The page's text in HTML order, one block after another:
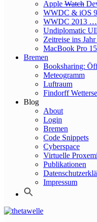
Apple Watch
WWDC & iOS
WWDC 2013 …
Undiplomatic
Zeitreise ins
MacBook Pro
Bremen
Booksharing:
Meteogramm
Luftraum
Findorff
Blog
About
Login
Bremen
Code Snippets
Cyberspace
Virtuelle
Publikationen
Impressum